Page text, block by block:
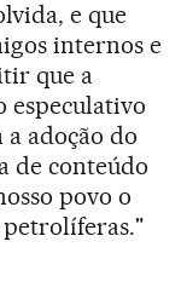
e que
internos e
que a
especulativo
adoção do
de conteúdo
povo o
petrolíferas."